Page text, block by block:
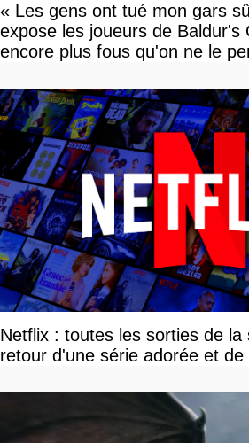
« Les gens ont tué mon gars
expose les joueurs de Baldur's
encore plus fous qu'on ne le
Netflix : toutes les sorties de la
retour d'une série adorée et